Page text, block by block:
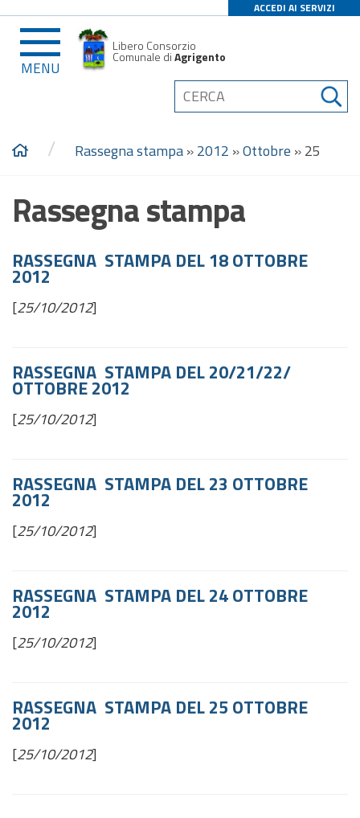
ACCEDI AI SERVIZI
MENU
Libero Consorzio
Comunale diAgrigento
/ Rassegna stampa»2012 »Ottobre »25
Rassegna stampa
RASSEGNA STAMPA DEL 18 OTTOBRE
2012
[25/10/2012]
RASSEGNA STAMPA DEL 20/21/22/
OTTOBRE 2012
[25/10/2012]
RASSEGNA STAMPA DEL 23 OTTOBRE
2012
[25/10/2012]
RASSEGNA STAMPA DEL 24 OTTOBRE
2012
[25/10/2012]
RASSEGNA STAMPA DEL 25 OTTOBRE
2012
[25/10/2012]